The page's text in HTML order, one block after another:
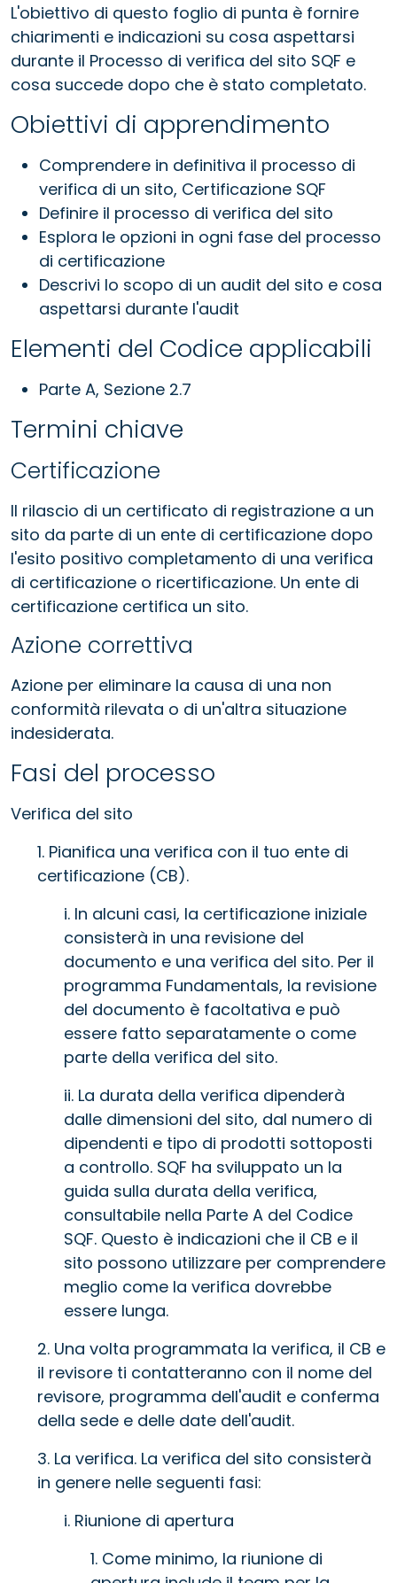
L'obiettivo di questo foglio di punta è fornire
chiarimenti e indicazioni su cosa aspettarsi
durante il Processo di verifica del sito SQF e
cosa succede dopo che è stato completato.
Obiettivi di apprendimento
Comprendere in definitiva il processo di
verifica di un sito, Certificazione SQF
Definire il processo di verifica del sito
Esplora le opzioni in ogni fase del processo
di certificazione
Descrivi lo scopo di un audit del sito e cosa
aspettarsi durante l'audit
Elementi del Codice applicabili
Parte A, Sezione 2.7
Termini chiave
Certificazione
Il rilascio di un certificato di registrazione a un
sito da parte di un ente di certificazione dopo
l'esito positivo completamento di una verifica
di certificazione o ricertificazione. Un ente di
certificazione certifica un sito.
Azione correttiva
Azione per eliminare la causa di una non
conformità rilevata o di un'altra situazione
indesiderata.
Fasi del processo
Verifica del sito
1. Pianifica una verifica con il tuo ente di
certificazione (CB).
i. In alcuni casi, la certificazione iniziale
consisterà in una revisione del
documento e una verifica del sito. Per il
programma Fundamentals, la revisione
del documento è facoltativa e può
essere fatto separatamente o come
parte della verifica del sito.
ii. La durata della verifica dipenderà
dalle dimensioni del sito, dal numero di
dipendenti e tipo di prodotti sottoposti
a controllo. SQF ha sviluppato un la
guida sulla durata della verifica,
consultabile nella Parte A del Codice
SQF. Questo è indicazioni che il CB e il
sito possono utilizzare per comprendere
meglio come la verifica dovrebbe
essere lunga.
2. Una volta programmata la verifica, il CB e
il revisore ti contatteranno con il nome del
revisore, programma dell'audit e conferma
della sede e delle date dell'audit.
3. La verifica. La verifica del sito consisterà
in genere nelle seguenti fasi:
i. Riunione di apertura
1. Come minimo, la riunione di